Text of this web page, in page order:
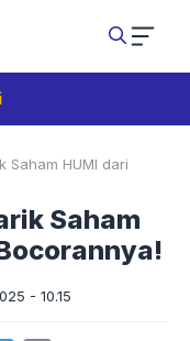
Saham HUMI dari
Saham
- 10.15